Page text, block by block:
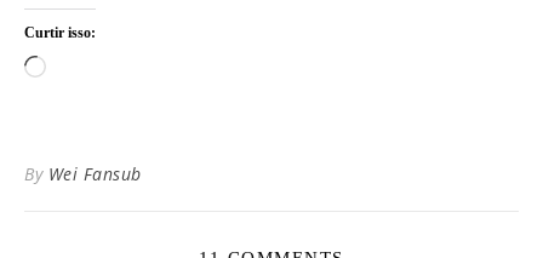
Curtir isso:
Carregando...
By Wei Fansub